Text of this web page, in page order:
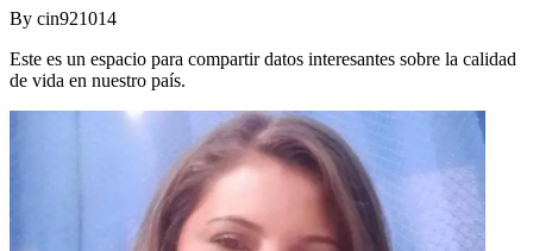
By cin921014
Este es un espacio para compartir datos interesantes sobre la calidad
de vida en nuestro país.